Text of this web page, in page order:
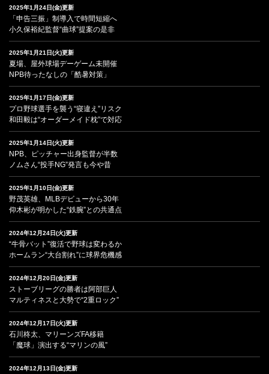
2025年1月24日(金)更新
「申告三振」制導入で時間短縮へ
小久保裕紀監督“曲球”提案の是非
2025年1月21日(火)更新
夏場、屋外球場デーゲーム未開催
NPB待ったなしの「酷暑対策」
2025年1月17日(金)更新
プロ野球選手を襲う“寝違え”リスク
和田毅は“オーダーメイド枕”で対応
2025年1月14日(火)更新
NPB、ピッチャー出身監督が半数
ノムさん“投手NG”発言も今や昔
2025年1月10日(金)更新
野茂英雄、MLBデビューから30年
仰木彬が明かした“鉄腕”との共通点
2024年12月24日(火)更新
“牛骨バット”復活で野球は変わるか
ホームラン“大台割れ”に球界危機感
2024年12月20日(金)更新
ストーブリーグの勝者は阿部巨人
マルティネスと大勢で“2重ロック”
2024年12月17日(火)更新
石川柊太、マリーンズFA移籍
「魔球」演出する“マリンの風”
2024年12月13日(金)更新